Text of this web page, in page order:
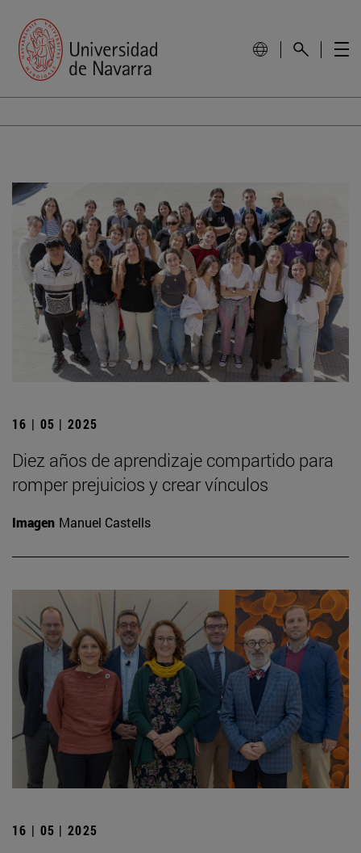
16 | 05 | 2025
Diez años de aprendizaje compartido para
romper prejuicios y crear vínculos
Imagen Manuel Castells
16 | 05 | 2025